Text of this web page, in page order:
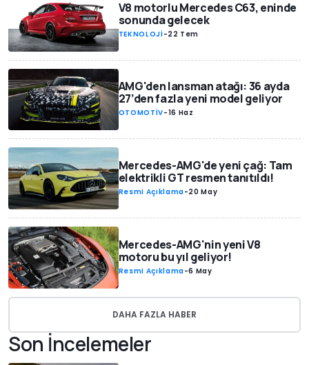
V8 motorlu Mercedes C63, eninde
sonunda gelecek
TEKNOLOJİ-22 Tem
AMG'den lansman atağı: 36 ayda
27’den fazla yeni model geliyor
OTOMOTİV-16 Haz
Mercedes-AMG'de yeni çağ: Tam
elektrikli GT resmen tanıtıldı!
Resmi Açıklama-20 May
Mercedes-AMG'nin yeni V8
motoru bu yıl geliyor!
Resmi Açıklama-6 May
DAHA FAZLA HABER
Son İncelemeler